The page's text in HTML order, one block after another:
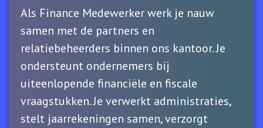
Als Finance Medewerker werk je nauw
samen met de partners en
relatiebeheerders binnen ons kantoor. Je
ondersteunt ondernemers bij
uiteenlopende financiële en fiscale
vraagstukken. Je verwerkt administraties,
stelt jaarrekeningen samen, verzorgt